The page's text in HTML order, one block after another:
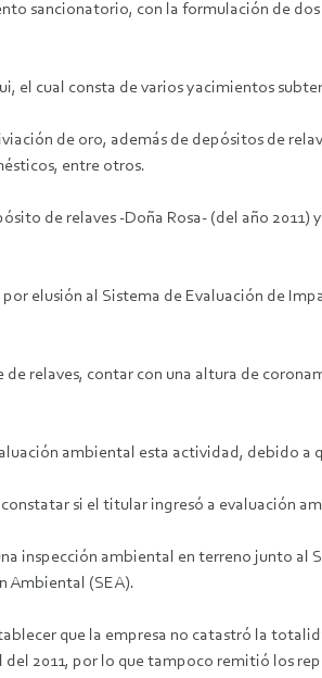
sancionatorio, con la formulación de
cual consta de varios yacimientos
de oro, además de depósitos de
entre otros.
de relaves -Doña Rosa- (del año
elusión al Sistema de Evaluación de
relaves, contar con una altura de
ambiental esta actividad, debido a
si el titular ingresó a evaluación
inspección ambiental en terreno junto al
Ambiental (SEA).
que la empresa no catastró la
2011, por lo que tampoco remitió los